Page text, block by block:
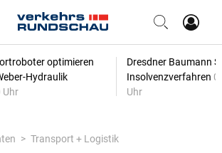
optimieren
Hydraulik
Uhr
Dresdner Baumann
Insolvenzverfahren
Uhr
Transport + Logistik